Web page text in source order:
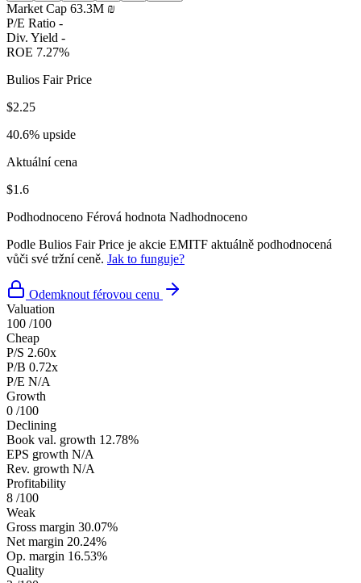
Market Cap
63.3M ‏₪
P/E Ratio -
Div. Yield -
ROE 7.27%
Bulios Fair Price
$2.25
40.6% upside
Aktuální cena
$1.6
Podhodnoceno Férová hodnota Nadhodnoceno
Podle Bulios Fair Price je akcie EMITF aktuálně podhodnocená
vůči své tržní ceně. Jak to funguje?
Odemknout férovou cenu
Valuation
100 /100
Cheap
P/S 2.60x
P/B 0.72x
P/E N/A
Growth
0 /100
Declining
Book val. growth 12.78%
EPS growth N/A
Rev. growth N/A
Profitability
8 /100
Weak
Gross margin 30.07%
Net margin 20.24%
Op. margin 16.53%
Quality